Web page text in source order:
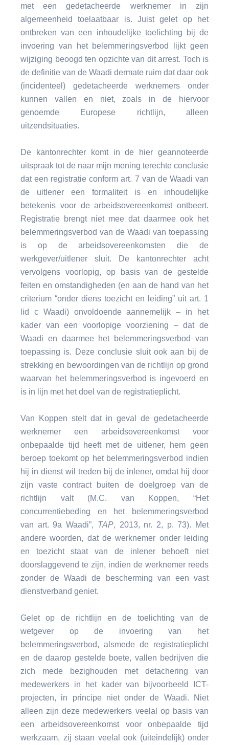
met een gedetacheerde werknemer in zijn
algemeenheid toelaatbaar is. Juist gelet op het
ontbreken van een inhoudelijke toelichting bij de
invoering van het belemmeringsverbod lijkt geen
wijziging beoogd ten opzichte van dit arrest. Toch is
de definitie van de Waadi dermate ruim dat daar ook
(incidenteel) gedetacheerde werknemers onder
kunnen vallen en niet, zoals in de hiervoor
genoemde Europese richtlijn, alleen
uitzendsituaties.
De kantonrechter komt in de hier geannoteerde
uitspraak tot de naar mijn mening terechte conclusie
dat een registratie conform art. 7 van de Waadi van
de uitlener een formaliteit is en inhoudelijke
betekenis voor de arbeidsovereenkomst ontbeert.
Registratie brengt niet mee dat daarmee ook het
belemmeringsverbod van de Waadi van toepassing
is op de arbeidsovereenkomsten die de
werkgever/uitlener sluit. De kantonrechter acht
vervolgens voorlopig, op basis van de gestelde
feiten en omstandigheden (en aan de hand van het
criterium “onder diens toezicht en leiding” uit art. 1
lid c Waadi) onvoldoende aannemelijk – in het
kader van een voorlopige voorziening – dat de
Waadi en daarmee het belemmeringsverbod van
toepassing is. Deze conclusie sluit ook aan bij de
strekking en bewoordingen van de richtlijn op grond
waarvan het belemmeringsverbod is ingevoerd en
is in lijn met het doel van de registratieplicht.
Van Koppen stelt dat in geval de gedetacheerde
werknemer een arbeidsovereenkomst voor
onbepaalde tijd heeft met de uitlener, hem geen
beroep toekomt op het belemmeringsverbod indien
hij in dienst wil treden bij de inlener, omdat hij door
zijn vaste contract buiten de doelgroep van de
richtlijn valt (M.C. van Koppen, “Het
concurrentiebeding en het belemmeringsverbod
van art. 9a Waadi”, TAP, 2013, nr. 2, p. 73). Met
andere woorden, dat de werknemer onder leiding
en toezicht staat van de inlener behoeft niet
doorslaggevend te zijn, indien de werknemer reeds
zonder de Waadi de bescherming van een vast
dienstverband geniet.
Gelet op de richtlijn en de toelichting van de
wetgever op de invoering van het
belemmeringsverbod, alsmede de registratieplicht
en de daarop gestelde boete, vallen bedrijven die
zich mede bezighouden met detachering van
medewerkers in het kader van bijvoorbeeld ICT-
projecten, in principe niet onder de Waadi. Niet
alleen zijn deze medewerkers veelal op basis van
een arbeidsovereenkomst voor onbepaalde tijd
werkzaam, zij staan veelal ook (uiteindelijk) onder